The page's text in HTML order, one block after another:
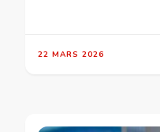
22 MARS 2026